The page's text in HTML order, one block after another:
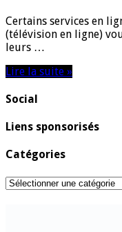
Certains services en
(télévision en ligne)
leurs …
Lire la suite »
Social
Liens sponsorisés
Catégories
Catégories